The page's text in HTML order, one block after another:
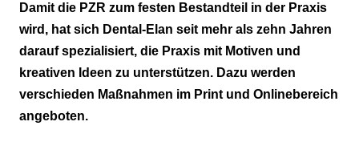
Damit die PZR zum festen Bestandteil in der Praxis
wird, hat sich Dental-Elan seit mehr als zehn Jahren
darauf spezialisiert, die Praxis mit Motiven und
kreativen Ideen zu unterstützen. Dazu werden
verschieden Maßnahmen im Print und Onlinebereich
angeboten.